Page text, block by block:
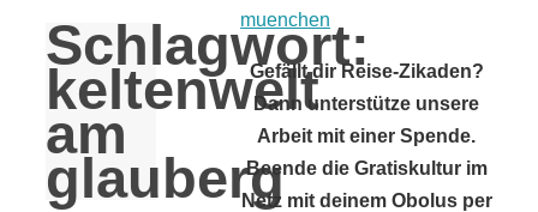
Schlagwort:
keltenwelt
am
glauberg
Gefällt dir Reise-Zikaden?
Dann unterstütze unsere
Arbeit mit einer Spende.
Beende die Gratiskultur im
Netz mit deinem Obolus per